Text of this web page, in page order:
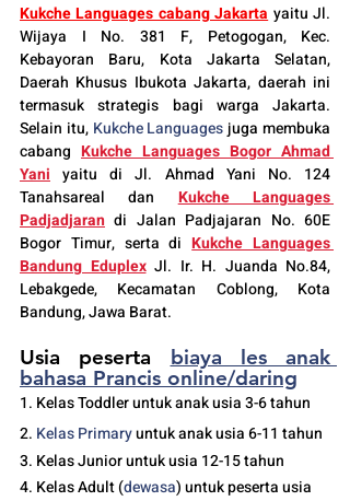
Kukche Languages cabang Jakarta yaitu Jl.
Wijaya I No. 381 F, Petogogan, Kec.
Kebayoran Baru, Kota Jakarta Selatan,
Daerah Khusus Ibukota Jakarta, daerah ini
termasuk strategis bagi warga Jakarta.
Selain itu, Kukche Languages juga membuka
cabang Kukche Languages Bogor Ahmad
Yani yaitu di Jl. Ahmad Yani No. 124
Tanahsareal dan
Kukche Languages
Padjadjaran di Jalan Padjajaran No. 60E
Bogor Timur, serta di Kukche Languages
Bandung Eduplex Jl. Ir. H. Juanda No.84,
Lebakgede, Kecamatan Coblong, Kota
Bandung, Jawa Barat.
Usia peserta biaya les anak
bahasa Prancis online/daring
1. Kelas Toddler untuk anak usia 3-6 tahun
2. Kelas Primary untuk anak usia 6-11 tahun
3. Kelas Junior untuk usia 12-15 tahun
4. Kelas Adult (dewasa) untuk peserta usia